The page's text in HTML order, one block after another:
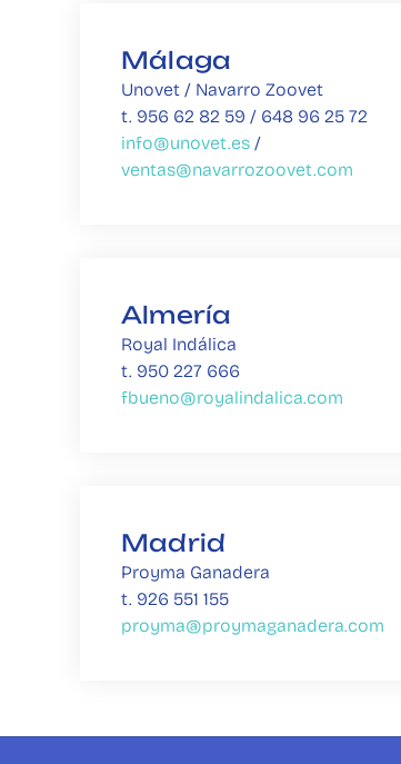
Málaga
Unovet / Navarro Zoovet
t. 956 62 82 59 / 648 96 25 72
info@unovet.es
ventas@navarrozoovet.com
Almería
Royal Indálica
t. 950 227 666
fbueno@royalindalica.com
Madrid
Proyma Ganadera
t. 926 551 155
proyma@proymaganadera.com